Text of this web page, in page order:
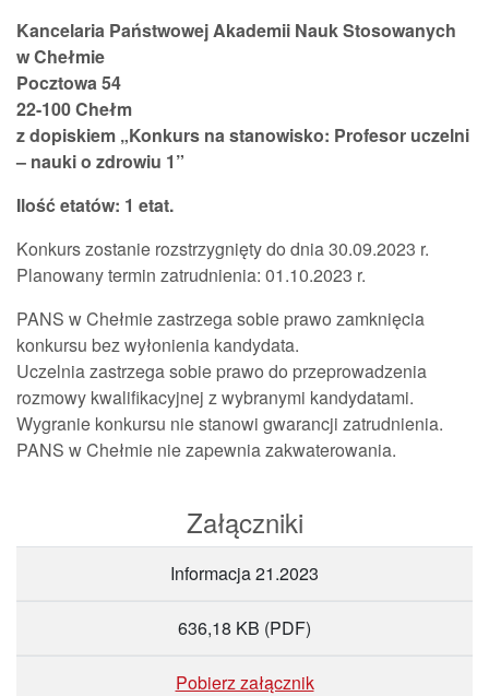
Kancelaria Państwowej Akademii Nauk Stosowanych
w Chełmie
Pocztowa 54
22-100 Chełm
z dopiskiem „Konkurs na stanowisko: Profesor uczelni
– nauki o zdrowiu 1”
Ilość etatów: 1 etat.
Konkurs zostanie rozstrzygnięty do dnia 30.09.2023 r.
Planowany termin zatrudnienia: 01.10.2023 r.
PANS w Chełmie zastrzega sobie prawo zamknięcia
konkursu bez wyłonienia kandydata.
Uczelnia zastrzega sobie prawo do przeprowadzenia
rozmowy kwalifikacyjnej z wybranymi kandydatami.
Wygranie konkursu nie stanowi gwarancji zatrudnienia.
PANS w Chełmie nie zapewnia zakwaterowania.
Załączniki
Informacja 21.2023
636,18 KB (PDF)
Pobierz załącznik